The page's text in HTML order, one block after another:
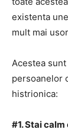
existenta
mult mai
Acestea
persoanelor
histrionica:
#1. Stai